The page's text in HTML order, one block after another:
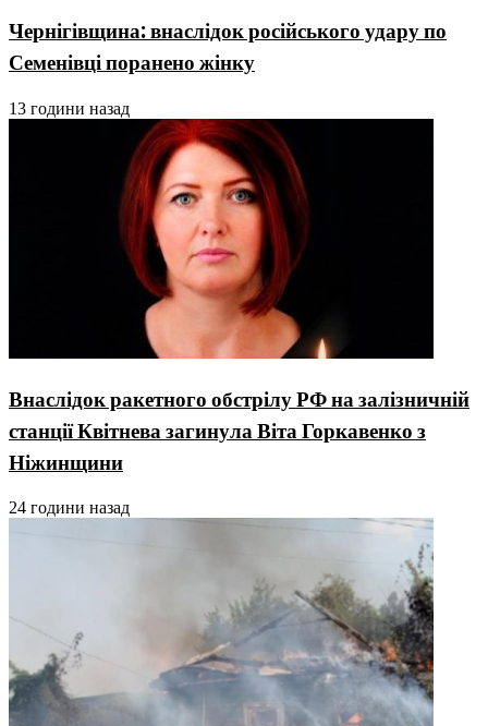
Чернігівщина: внаслідок російського удару по
Семенівці поранено жінку
13 години назад
Внаслідок ракетного обстрілу РФ на залізничній
станції Квітнева загинула Віта Горкавенко з
Ніжинщини
24 години назад